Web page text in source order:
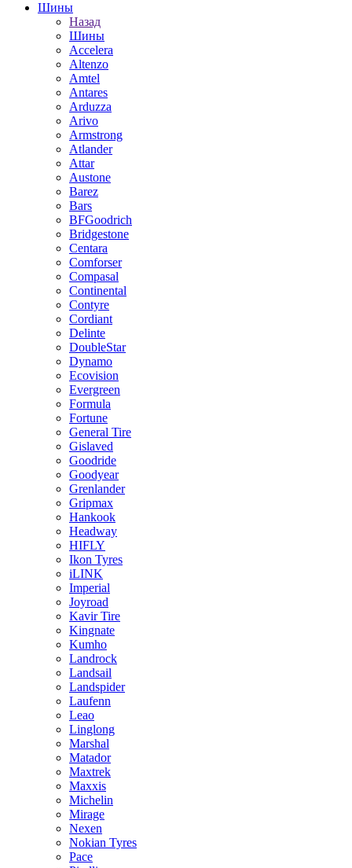
Шины
Назад
Шины
Accelera
Altenzo
Amtel
Antares
Arduzza
Arivo
Armstrong
Atlander
Attar
Austone
Barez
Bars
BFGoodrich
Bridgestone
Centara
Comforser
Compasal
Continental
Contyre
Cordiant
Delinte
DoubleStar
Dynamo
Ecovision
Evergreen
Formula
Fortune
General Tire
Gislaved
Goodride
Goodyear
Grenlander
Gripmax
Hankook
Headway
HIFLY
Ikon Tyres
iLINK
Imperial
Joyroad
Kavir Tire
Kingnate
Kumho
Landrock
Landsail
Landspider
Laufenn
Leao
Linglong
Marshal
Matador
Maxtrek
Maxxis
Michelin
Mirage
Nexen
Nokian Tyres
Pace